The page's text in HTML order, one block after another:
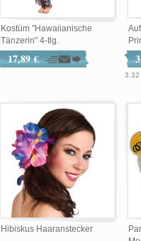
Kostüm "Hawaiianische
Tänzerin" 4-tlg.
17,89 €
3,32
Hibiskus Haaranstecker